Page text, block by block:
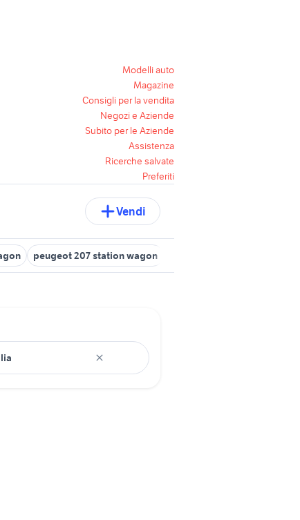
Modelli auto
Magazine
Consigli per la vendita
Negozi e Aziende
Subito per le Aziende
Assistenza
Ricerche salvate
Preferiti
Vendi
peugeot 207 station wagon